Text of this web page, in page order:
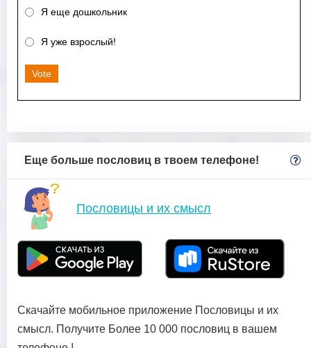
Я еще дошкольник
Я уже взрослый!
Vote
Еще больше пословиц в твоем телефоне!
Пословицы и их смысл
Скачайте мобильное приложение Пословицы и их
смысл. Получите Более 10 000 пословиц в вашем